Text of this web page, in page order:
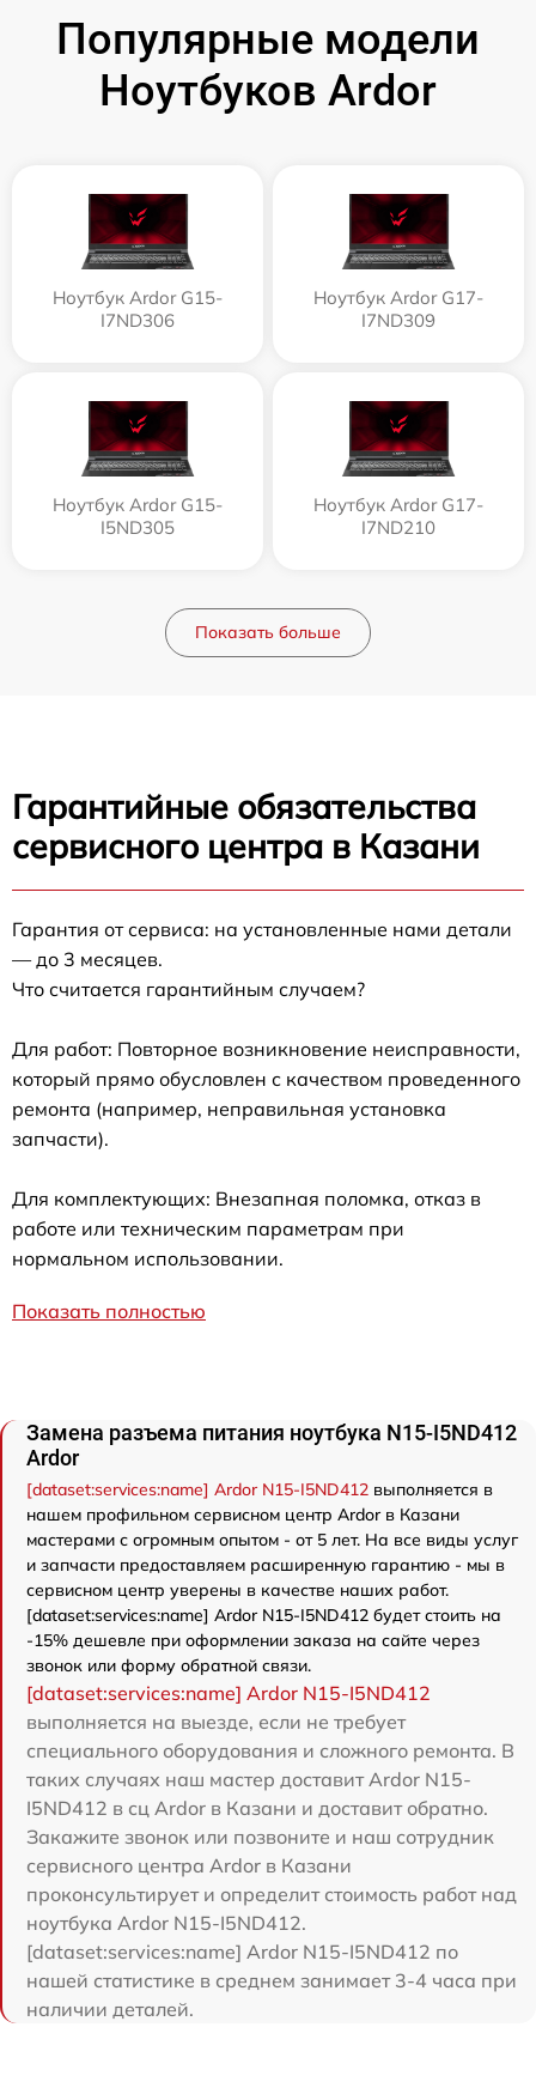
Популярные модели
Ноутбуков Ardor
Ноутбук Ardor G15-
I7ND306
Ноутбук Ardor G17-
I7ND309
Ноутбук Ardor G15-
I5ND305
Ноутбук Ardor G17-
I7ND210
Показать больше
Гарантийные обязательства
сервисного центра в Казани
Гарантия от сервиса: на установленные нами детали
— до 3 месяцев.
Что считается гарантийным случаем?
Для работ: Повторное возникновение неисправности,
который прямо обусловлен с качеством проведенного
ремонта (например, неправильная установка
запчасти).
Для комплектующих: Внезапная поломка, отказ в
работе или техническим параметрам при
нормальном использовании.
Показать полностью
Замена разъема питания ноутбука N15-I5ND412
Ardor
[dataset:services:name] Ardor N15-I5ND412 выполняется в
нашем профильном сервисном центр Ardor в Казани
мастерами с огромным опытом - от 5 лет. На все виды услуг
и запчасти предоставляем расширенную гарантию - мы в
сервисном центр уверены в качестве наших работ.
[dataset:services:name] Ardor N15-I5ND412 будет стоить на
-15% дешевле при оформлении заказа на сайте через
звонок или форму обратной связи.
[dataset:services:name] Ardor N15-I5ND412
выполняется на выезде, если не требует
специального оборудования и сложного ремонта. В
таких случаях наш мастер доставит Ardor N15-
I5ND412 в сц Ardor в Казани и доставит обратно.
Закажите звонок или позвоните и наш сотрудник
сервисного центра Ardor в Казани
проконсультирует и определит стоимость работ над
ноутбука Ardor N15-I5ND412.
[dataset:services:name] Ardor N15-I5ND412 по
нашей статистике в среднем занимает 3-4 часа при
наличии деталей.